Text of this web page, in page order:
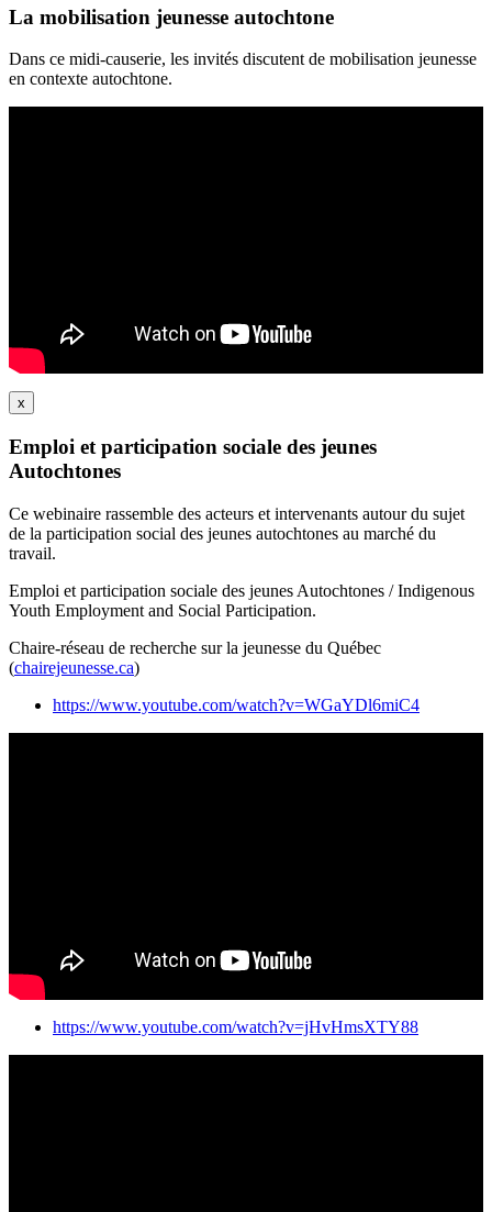
La mobilisation jeunesse autochtone
Dans ce midi-causerie, les invités discutent de mobilisation jeunesse
en contexte autochtone.
x
Emploi et participation sociale des jeunes
Autochtones
Ce webinaire rassemble des acteurs et intervenants autour du sujet
de la participation social des jeunes autochtones au marché du
travail.
Emploi et participation sociale des jeunes Autochtones / Indigenous
Youth Employment and Social Participation.
Chaire-réseau de recherche sur la jeunesse du Québec
(chairejeunesse.ca)
https://www.youtube.com/watch?v=WGaYDl6miC4
https://www.youtube.com/watch?v=jHvHmsXTY88